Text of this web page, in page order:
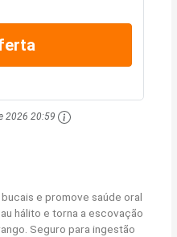
2026 20:59
e promove saúde oral
hálito e torna a escovação
Seguro para ingestão